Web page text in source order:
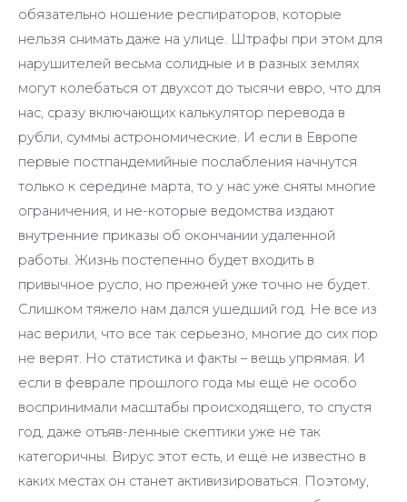
обязательно ношение респираторов, которые
нельзя снимать даже на улице. Штрафы при этом для
нарушителей весьма солидные и в разных землях
могут колебаться от двухсот до тысячи евро, что для
нас, сразу включающих калькулятор перевода в
рубли, суммы астрономические. И если в Европе
первые постпандемийные послабления начнутся
только к середине марта, то у нас уже сняты многие
ограничения, и не-которые ведомства издают
внутренние приказы об окончании удаленной
работы. Жизнь постепенно будет входить в
привычное русло, но прежней уже точно не будет.
Слишком тяжело нам дался ушедший год. Не все из
нас верили, что все так серьезно, многие до сих пор
не верят. Но статистика и факты – вещь упрямая. И
если в феврале прошлого года мы ещё не особо
воспринимали масштабы происходящего, то спустя
год, даже отъяв-ленные скептики уже не так
категоричны. Вирус этот есть, и ещё не известно в
каких местах он станет активизироваться. Поэтому,